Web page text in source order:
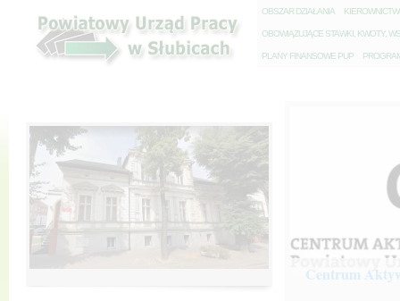
OBSZAR DZIAŁANIA K
OBOWIĄZUJĄCE STAWKI, KWOTY,
PLANY FINANSOWE PUP P
Centrum